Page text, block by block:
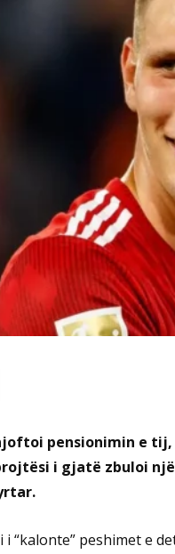
pensionimin e
i gjatë zbuloi
i “kalonte” peshimet e